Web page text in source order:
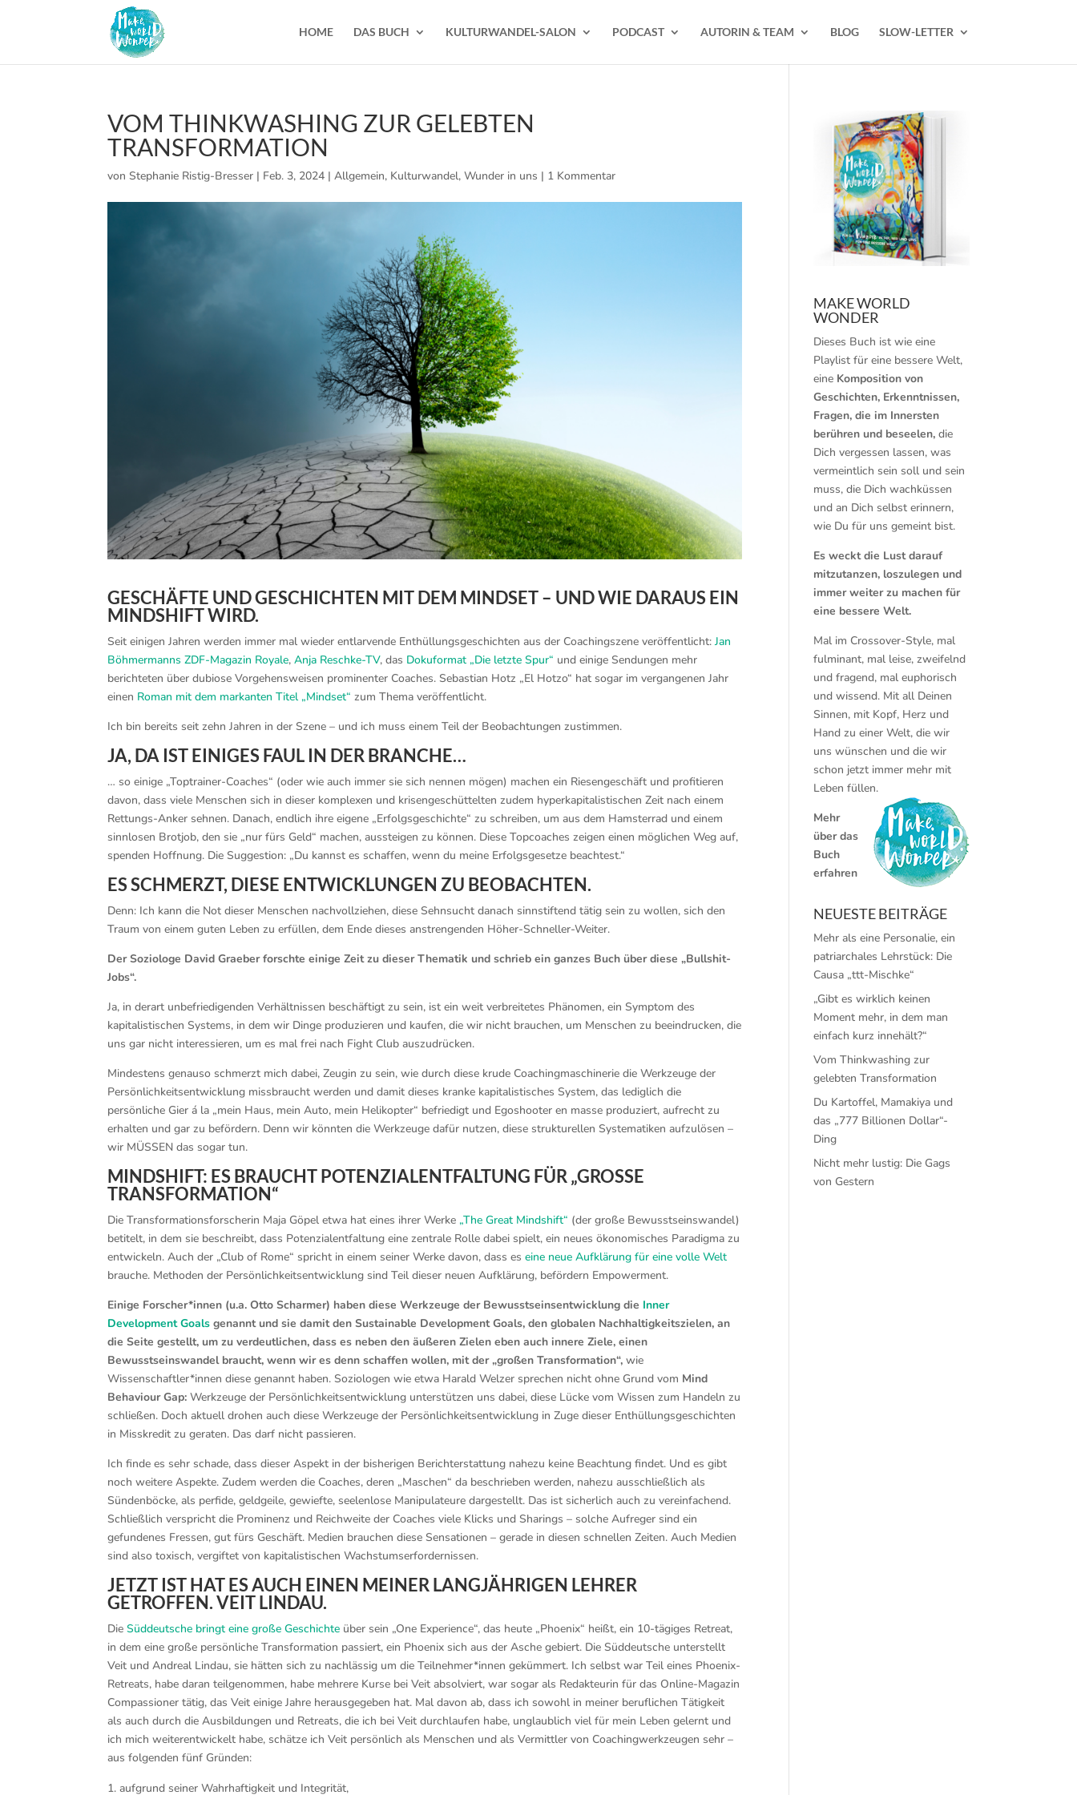
HOME DAS BUCH KULTURWANDEL-SALON PODCAST AUTORIN & TEAM BLOG SLOW-LETTER
VOM THINKWASHING ZUR GELEBTEN
TRANSFORMATION
vonStephanie Ristig-Bresser | Feb. 3, 2024 |Allgemein, Kulturwandel,Wunder in uns | 1 Kommentar
GESCHÄFTE UND GESCHICHTEN MIT DEM MINDSET – UND WIE DARAUS EIN
MINDSHIFT WIRD.
Seit einigen Jahren werden immer mal wieder entlarvende Enthüllungsgeschichten aus der Coachingszene veröffentlicht:Jan
Böhmermanns ZDF-Magazin Royale,Anja Reschke-TV, das Dokuformat „Die letzte Spur“ und einige Sendungen mehr
berichteten über dubiose Vorgehensweisen prominenter Coaches. Sebastian Hotz „El Hotzo“ hat sogar im vergangenen Jahr
einen Roman mit dem markanten Titel „Mindset“ zum Thema veröffentlicht.
Ich bin bereits seit zehn Jahren in der Szene – und ich muss einem Teil der Beobachtungen zustimmen.
JA, DA IST EINIGES FAUL IN DER BRANCHE…
… so einige „Toptrainer-Coaches“ (oder wie auch immer sie sich nennen mögen) machen ein Riesengeschäft und profitieren
davon, dass viele Menschen sich in dieser komplexen und krisengeschüttelten zudem hyperkapitalistischen Zeit nach einem
Rettungs-Anker sehnen. Danach, endlich ihre eigene „Erfolgsgeschichte“ zu schreiben, um aus dem Hamsterrad und einem
sinnlosen Brotjob, den sie „nur fürs Geld“ machen, aussteigen zu können. Diese Topcoaches zeigen einen möglichen Weg auf,
spenden Hoffnung. Die Suggestion: „Du kannst es schaffen, wenn du meine Erfolgsgesetze beachtest.“
ES SCHMERZT, DIESE ENTWICKLUNGEN ZU BEOBACHTEN.
Denn: Ich kann die Not dieser Menschen nachvollziehen, diese Sehnsucht danach sinnstiftend tätig sein zu wollen, sich den
Traum von einem guten Leben zu erfüllen, dem Ende dieses anstrengenden Höher-Schneller-Weiter.
Der Soziologe David Graeber forschte einige Zeit zu dieser Thematik und schrieb ein ganzes Buch über diese „Bullshit-
Jobs“.
Ja, in derart unbefriedigenden Verhältnissen beschäftigt zu sein, ist ein weit verbreitetes Phänomen, ein Symptom des
kapitalistischen Systems, in dem wir Dinge produzieren und kaufen, die wir nicht brauchen, um Menschen zu beeindrucken, die
uns gar nicht interessieren, um es mal frei nach Fight Club auszudrücken.
Mindestens genauso schmerzt mich dabei, Zeugin zu sein, wie durch diese krude Coachingmaschinerie die Werkzeuge der
Persönlichkeitsentwicklung missbraucht werden und damit dieses kranke kapitalistisches System, das lediglich die
persönliche Gier á la „mein Haus, mein Auto, mein Helikopter“ befriedigt und Egoshooter en masse produziert, aufrecht zu
erhalten und gar zu befördern. Denn wir könnten die Werkzeuge dafür nutzen, diese strukturellen Systematiken aufzulösen –
wir MÜSSEN das sogar tun.
MINDSHIFT: ES BRAUCHT POTENZIALENTFALTUNG FÜR „GROSSE T
RANSFORMATION“
Die Transformationsforscherin Maja Göpel etwa hat eines ihrer Werke „The Great Mindshift“ (der große Bewusstseinswandel)
betitelt, in dem sie beschreibt, dass Potenzialentfaltung eine zentrale Rolle dabei spielt, ein neues ökonomisches Paradigma zu
entwickeln. Auch der „Club of Rome“ spricht in einem seiner Werke davon, dass eseine neue Aufklärung für eine volle Welt
brauche. Methoden der Persönlichkeitsentwicklung sind Teil dieser neuen Aufklärung, befördern Empowerment.
Einige Forscher*innen (u.a. Otto Scharmer) haben diese Werkzeuge der Bewusstseinsentwicklung die Inner
Development Goals genannt und sie damit den Sustainable Development Goals, den globalen Nachhaltigkeitszielen, an
die Seite gestellt, um zu verdeutlichen, dass es neben den äußeren Zielen eben auch innere Ziele, einen
Bewusstseinswandel braucht, wenn wir es denn schaffen wollen, mit der „großen Transformation“, wie
Wissenschaftler*innen diese genannt haben. Soziologen wie etwa Harald Welzer sprechen nicht ohne Grund vom Mind
Behaviour Gap: Werkzeuge der Persönlichkeitsentwicklung unterstützen uns dabei, diese Lücke vom Wissen zum Handeln zu
schließen. Doch aktuell drohen auch diese Werkzeuge der Persönlichkeitsentwicklung in Zuge dieser Enthüllungsgeschichten
in Misskredit zu geraten. Das darf nicht passieren.
Ich finde es sehr schade, dass dieser Aspekt in der bisherigen Berichterstattung nahezu keine Beachtung findet. Und es gibt
noch weitere Aspekte. Zudem werden die Coaches, deren „Maschen“ da beschrieben werden, nahezu ausschließlich als
Sündenböcke, als perfide, geldgeile, gewiefte, seelenlose Manipulateure dargestellt. Das ist sicherlich auch zu vereinfachend.
Schließlich verspricht die Prominenz und Reichweite der Coaches viele Klicks und Sharings – solche Aufreger sind ein
gefundenes Fressen, gut fürs Geschäft. Medien brauchen diese Sensationen – gerade in diesen schnellen Zeiten. Auch Medien
sind also toxisch, vergiftet von kapitalistischen Wachstumserfordernissen.
JETZT IST HAT ES AUCH EINEN MEINER LANGJÄHRIGEN LEHRER
GETROFFEN. VEIT LINDAU.
DieSüddeutsche bringt eine große Geschichte über sein „One Experience“, das heute „Phoenix“ heißt, ein 10-tägiges Retreat,
in dem eine große persönliche Transformation passiert, ein Phoenix sich aus der Asche gebiert. Die Süddeutsche unterstellt
Veit und Andreal Lindau, sie hätten sich zu nachlässig um die Teilnehmer*innen gekümmert. Ich selbst war Teil eines Phoenix-
Retreats, habe daran teilgenommen, habe mehrere Kurse bei Veit absolviert, war sogar als Redakteurin für das Online-Magazin
Compassioner tätig, das Veit einige Jahre herausgegeben hat. Mal davon ab, dass ich sowohl in meiner beruflichen Tätigkeit
als auch durch die Ausbildungen und Retreats, die ich bei Veit durchlaufen habe, unglaublich viel für mein Leben gelernt und
ich mich weiterentwickelt habe, schätze ich Veit persönlich als Menschen und als Vermittler von Coachingwerkzeugen sehr –
aus folgenden fünf Gründen:
aufgrund seiner Wahrhaftigkeit und Integrität,
MAKE WORLD
WONDER
Dieses Buch ist wie eine
Playlist für eine bessere Welt,
eine Komposition von
Geschichten, Erkenntnissen,
Fragen, die im Innersten
berühren und beseelen, die
Dich vergessen lassen, was
vermeintlich sein soll und sein
muss, die Dich wachküssen
und an Dich selbst erinnern,
wie Du für uns gemeint bist.
Es weckt die Lust darauf
mitzutanzen, loszulegen und
immer weiter zu machen für
eine bessere Welt.
Mal im Crossover-Style, mal
fulminant, mal leise, zweifelnd
und fragend, mal euphorisch
und wissend. Mit all Deinen
Sinnen, mit Kopf, Herz und
Hand zu einer Welt, die wir
uns wünschen und die wir
schon jetzt immer mehr mit
Leben füllen.
Mehr
über das
Buch
erfahren
NEUESTE BEITRÄGE
Mehr als eine Personalie, ein
patriarchales Lehrstück: Die
Causa „ttt-Mischke“
„Gibt es wirklich keinen
Moment mehr, in dem man
einfach kurz innehält?“
Vom Thinkwashing zur
gelebten Transformation
Du Kartoffel, Mamakiya und
das „777 Billionen Dollar“-
Ding
Nicht mehr lustig: Die Gags
von Gestern